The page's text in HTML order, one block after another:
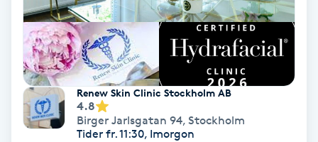
Svettbehandling
Tuina-massage
Taktil massage
Renew Skin Clinic Stockholm AB
4.8
Birger Jarlsgatan 94, Stockholm
Tider fr. 11:30, Imorgon